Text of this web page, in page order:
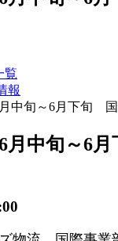
覧
報
中旬～6月下旬 国
中旬～6